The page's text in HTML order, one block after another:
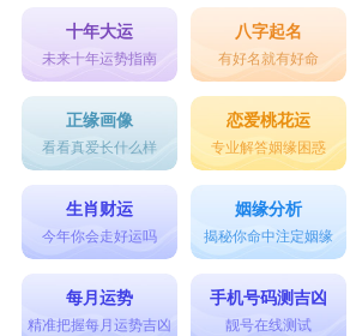
十年大运
未来十年运势指南
八字起名
有好名就有好命
正缘画像
看看真爱长什么样
恋爱桃花运
专业解答姻缘困惑
生肖财运
今年你会走好运吗
姻缘分析
揭秘你命中注定姻缘
每月运势
精准把握每月运势吉凶
手机号码测吉凶
靓号在线测试